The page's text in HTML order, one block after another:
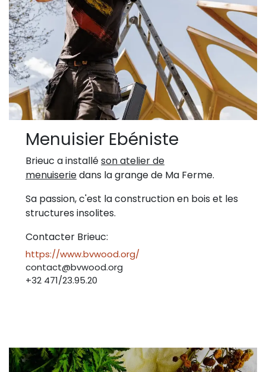
Menuisier Ebéniste
Brieuc a installéson atelier de
menuiseriedans la grange de Ma Ferme.
Sa passion, c'est la construction en bois et les
structures insolites.
Contacter Brieuc:
https://www.bvwood.org/
contact@bvwood.org
+32 471/23.95.20